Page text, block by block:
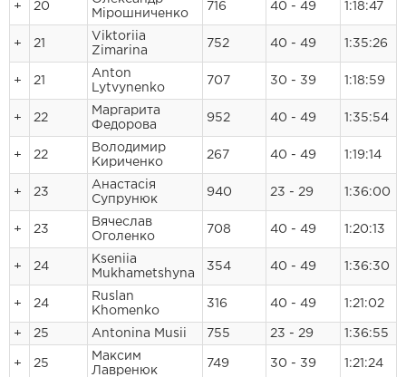
+ 20
Мірошниченко
716 40 - 49 1:18:47
+ 21
Viktoriia
Zimarina
752 40 - 49 1:35:26
+ 21
Anton
Lytvynenko
707 30 - 39 1:18:59
+ 22
Маргарита
Федорова
952 40 - 49 1:35:54
+ 22
Володимир
Кириченко
267 40 - 49 1:19:14
+ 23
Анастасія
Супрунюк
940 23 - 29 1:36:00
+ 23
Вячеслав
Оголенко
708 40 - 49 1:20:13
+ 24
Kseniia
Mukhametshyna
354 40 - 49 1:36:30
+ 24
Ruslan
Khomenko
316 40 - 49 1:21:02
+ 25 Antonina Musii 755 23 - 29 1:36:55
+ 25
Максим
Лавренюк
749 30 - 39 1:21:24